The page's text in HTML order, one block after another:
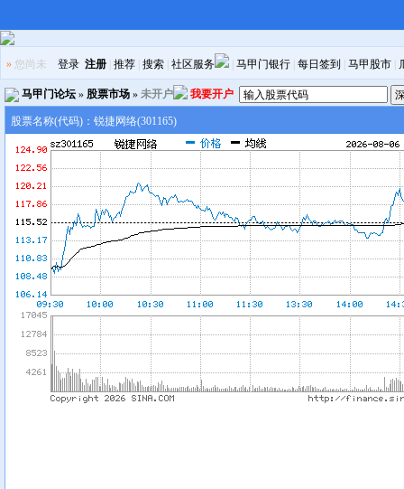
» 您尚未 登录 注册 推荐 搜索 社区服务 马甲门银行 每日签到 马甲股市
马甲门论坛 » 股票市场» 未开户 我要开户
股票名称(代码)：锐捷网络(301165)